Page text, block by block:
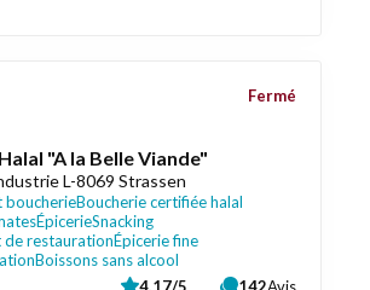
"A la Belle Viande"
L-8069 Strassen
boucherieBoucherie certifiée halal
ÉpicerieSnacking
de restaurationÉpicerie fine
Boissons sans alcool
Fermé